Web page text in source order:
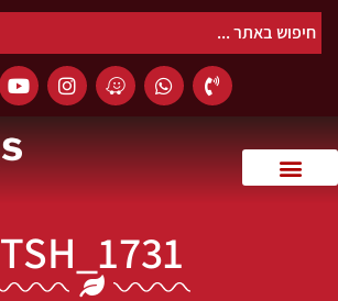
TSH_1731